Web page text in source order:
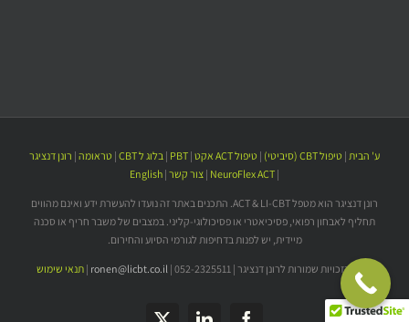
ע' הבית | טיפול CBT (סיביטי) | טיפול ACT אקט |
PBT
| בלוג ל CBT | טראומה | רונן דנציגר
|
NeuroFlex ACT
| צור קשר |
English
רונן דנציגר הוא מטפל ACT & LI-CBT. התכנים באתר זה נועדו להעשרת ידע ואינם מהווים
תחליף לאבחון רפואי, פסיכיאטרי או פסיכולוגי-קליני. במצבים של משבר חריף או סכנה
מיידית, יש לפנות בדחיפות לגורמי הסיוע והחירום.
© כל הזכויות שמורות לרונן דנציגר | 052-2325511 | ronen@licbt.co.il
|תנאי שימוש